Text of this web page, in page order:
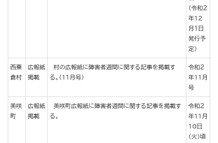
（令和２
年12
月１日
発行予
定）
西粟
倉村
広報紙
掲載
村の広報紙に障害者週間に関する記事を掲載す
る。（11月号）
令和２
年11月
号
美咲
町
広報紙
掲載
美咲町広報紙に障害者週間に関する記事を掲載す
る。
令和２
年11月
10日
（火）頃